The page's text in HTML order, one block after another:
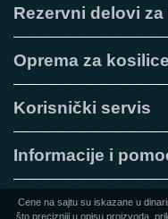
Rezervni delovi
Oprema za kosilice
Korisnički servis
Informacije i
Cene na sajtu su iskazane u
što precizniji u opisu proizvoda,